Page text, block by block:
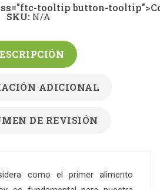
tooltip button-
SKU: N/A
ADICIONAL
DE REVISIÓN
como el primer alimento